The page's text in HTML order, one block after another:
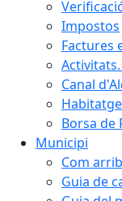
Impostos
Factures
Canal
Habitatge
Borsa de
Municipi
Com
Guia de